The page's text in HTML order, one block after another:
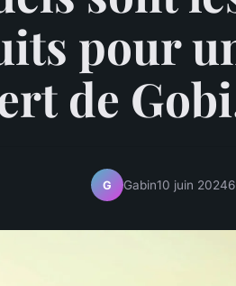
pour
de
G Gabin10 juin 2024